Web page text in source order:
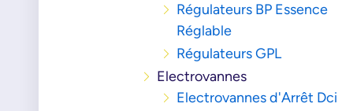
Régulateurs BP Essence
Réglable
Régulateurs GPL
Electrovannes
Electrovannes d'Arrêt Dci